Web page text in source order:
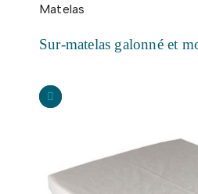
Matelas
Sur-matelas galonné et